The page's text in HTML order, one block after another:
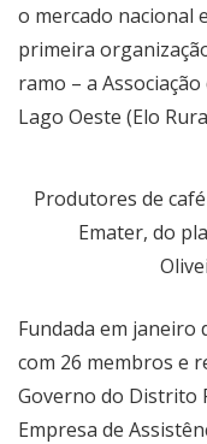
o mercado nacional
primeira
ramo – a
Lago Oeste (Elo
Produtores de
Emater, do
Fundada em janeiro
com 26 membros e
Governo do Distrito
Empresa de